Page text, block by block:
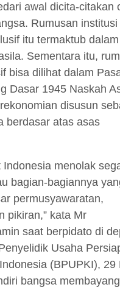
awal dicita-citakan
Rumusan institusi
itu termaktub
Sementara itu,
bisa dilihat dalam
Dasar 1945 Naskah
disusun
berdasar atas asas
Indonesia menolak
bagian-bagiannya
permusyawaratan,
pikiran,” kata Mr
saat berpidato di
Usaha
(BPUPKI), 29
bangsa